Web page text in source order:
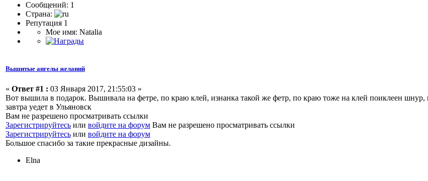
Сообщений: 1
Страна:
Репутация 1
Мое имя: Natalia
Вышитые ангелы желаний
« Ответ #1 : 03 Января 2017, 21:55:03 »
Вот вышила в подарок. Вышивала на фетре, по краю клей, изнанка такой же фетр, по краю тоже на клей поиклеен
завтра уедет в Ульяновск
Вам не разрешено просматривать ссылки
Зарегистрируйтесь или войдите на форум Вам не разрешено просматривать ссылки
Зарегистрируйтесь или войдите на форум
Большое спасибо за такие прекрасные дизайны.
Elna